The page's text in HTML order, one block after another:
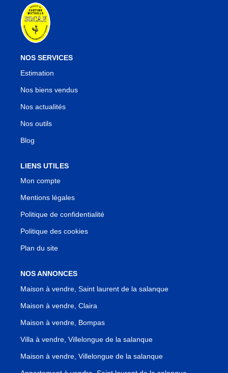
NOS SERVICES
Estimation
Nos biens vendus
Nos actualités
Nos outils
Blog
LIENS UTILES
Mon compte
Mentions légales
Politique de confidentialité
Politique des cookies
Plan du site
NOS ANNONCES
Maison à vendre, Saint laurent de la salanque
Maison à vendre, Claira
Maison à vendre, Bompas
Villa à vendre, Villelongue de la salanque
Maison à vendre, Villelongue de la salanque